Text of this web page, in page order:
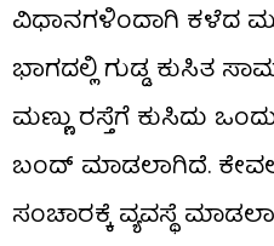
ವಿಧಾನಗಳಿಂದಾಗಿ ಕಳೆದ
ಭಾಗದಲ್ಲಿ ಗುಡ್ಡ ಕುಸಿತ
ಮಣ್ಣು ರಸ್ತೆಗೆ ಕುಸಿದು
ಬಂದ್ ಮಾಡಲಾಗಿದೆ.
ಸಂಚಾರಕ್ಕೆ ವ್ಯವಸ್ಥೆ